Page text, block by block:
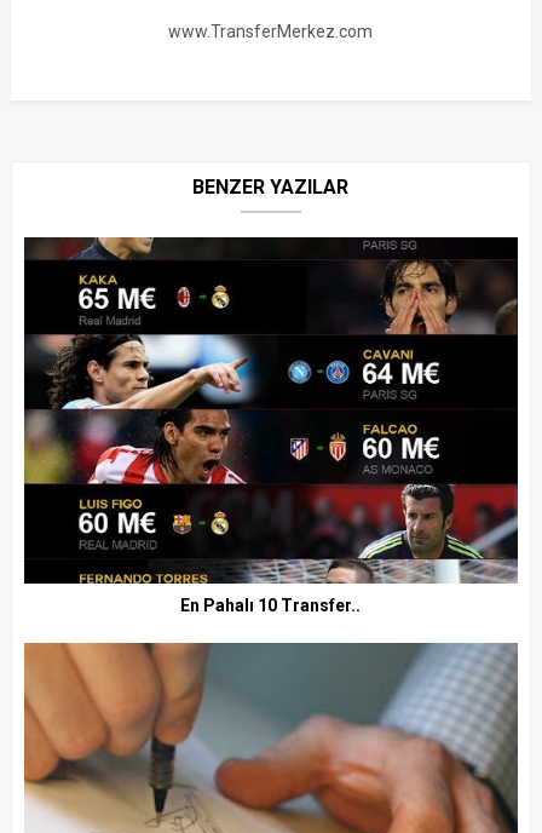
www.TransferMerkez.com
BENZER YAZILAR
En Pahalı 10 Transfer..